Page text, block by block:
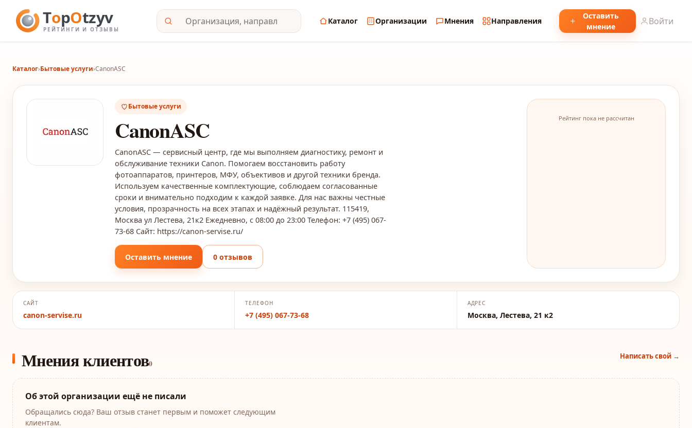
Каталог Организации Мнения Направления
Оставить
мнение
Войти
Каталог›Бытовые услуги›CanonASC
Бытовые услуги
CanonASC
CanonASC — сервисный центр, где мы выполняем диагностику, ремонт и
обслуживание техники Canon. Помогаем восстановить работу
фотоаппаратов, принтеров, МФУ, объективов и другой техники бренда.
Используем качественные комплектующие, соблюдаем согласованные
сроки и внимательно подходим к каждой заявке. Для нас важны честные
условия, прозрачность на всех этапах и надёжный результат. 115419,
Москва ул Лестева, 21к2 Ежедневно, с 08:00 до 23:00 Телефон: +7 (495) 067-
73-68 Сайт: https://canon-servise.ru/
Оставить мнение 0 отзывов
Рейтинг пока не рассчитан
САЙТ
canon-servise.ru
ТЕЛЕФОН
+7 (495) 067-73-68
АДРЕС
Москва, Лестева, 21 к2
Мнения клиентов0
Написать свой →
Об этой организации ещё не писали
Обращались сюда? Ваш отзыв станет первым и поможет следующим
клиентам.